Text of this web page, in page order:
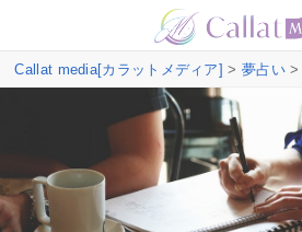
Callat media[カラットメディア] > 夢占い>